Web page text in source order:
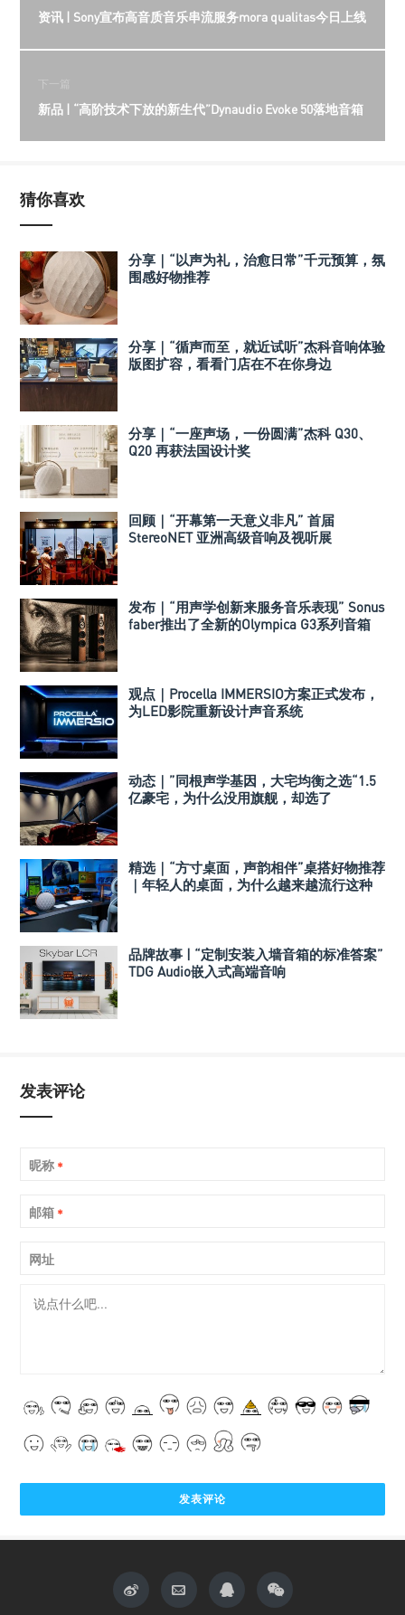
资讯 | Sony宣布高音质音乐串流服务mora qualitas今日上线
下一篇
新品 | “高阶技术下放的新生代”Dynaudio Evoke 50落地音箱
猜你喜欢
分享｜“以声为礼，治愈日常”千元预算，氛
围感好物推荐
分享｜“循声而至，就近试听”杰科音响体验
版图扩容，看看门店在不在你身边
分享｜“一座声场，一份圆满”杰科 Q30、
Q20 再获法国设计奖
回顾｜“开幕第一天意义非凡” 首届
StereoNET 亚洲高级音响及视听展
发布｜“用声学创新来服务音乐表现” Sonus
faber推出了全新的Olympica G3系列音箱
观点｜Procella IMMERSIO方案正式发布，
为LED影院重新设计声音系统
动态｜”同根声学基因，大宅均衡之选“1.5
亿豪宅，为什么没用旗舰，却选了
精选｜“方寸桌面，声韵相伴”桌搭好物推荐
｜年轻人的桌面，为什么越来越流行这种
品牌故事 | “定制安装入墙音箱的标准答案”
TDG Audio嵌入式高端音响
发表评论
昵称 *
邮箱 *
网址